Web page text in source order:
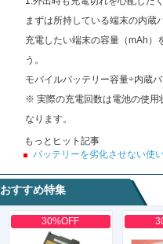
まずは所持している端末の内蔵
充電したい端末の容量（mAh）
う。
モバイルバッテリー容量÷内蔵
※ 実際の充電回数は電池の使用
なります。
もっとヒット記事
バッテリーを劣化させない使
おすすめ特集
30%OFF